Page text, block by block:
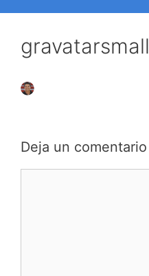
gravatarsmall
Deja un comentario